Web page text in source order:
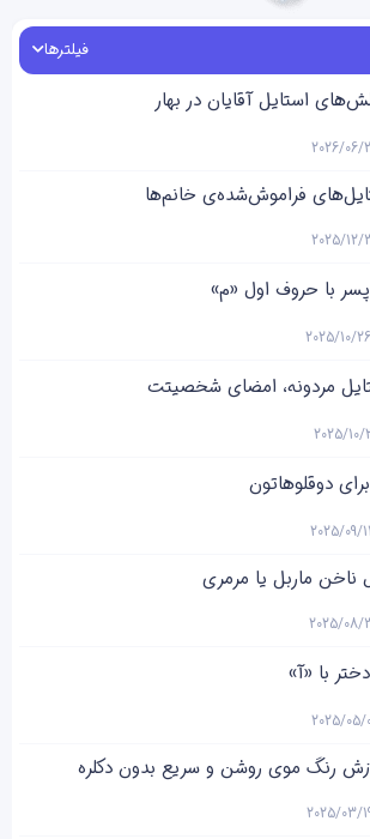
فیلترها
استایل آقایان در بهار
2026/06/
فراموش‌شده‌ی خانم‌ها
2025/12/
با حروف اول «م»
2025/10/26
مردونه، امضای شخصیتت
2025/
دوقلوهاتون
2025/09/
ناخن ماربل یا مرمری
2025/08/
با «آ»
2025/05/
رنگ موی روشن و سریع بدون دکلره
2025/03/